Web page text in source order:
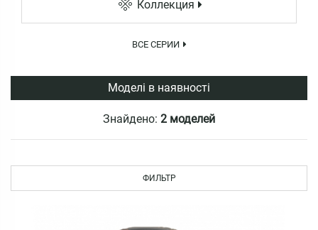
Коллекция
ВСЕ СЕРИИ
Моделі в наявності
Знайдено: 2 моделей
ФИЛЬТР